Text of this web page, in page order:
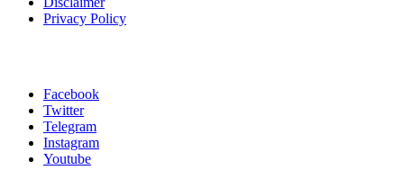
Privacy Policy
Facebook
Twitter
Telegram
Instagram
Youtube